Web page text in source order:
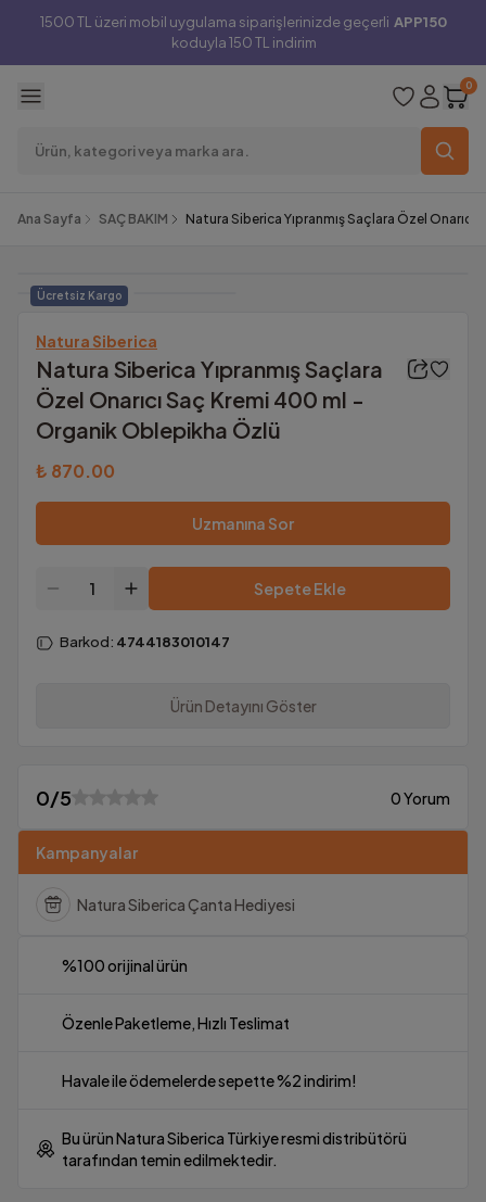
1500 TL üzeri mobil uygulama siparişlerinizde geçerli APP150
koduyla 150 TL indirim
0
Ana Sayfa SAÇ BAKIM Natura Siberica Yıpranmış Saçlara Özel
Ücretsiz Kargo
Natura Siberica
Natura Siberica Yıpranmış Saçlara
Özel Onarıcı Saç Kremi 400 ml -
Organik Oblepikha Özlü
₺ 870.00
Uzmanına Sor
Sepete Ekle
Barkod: 4744183010147
Ürün Detayını Göster
0/5 0 Yorum
Kampanyalar
Natura Siberica Çanta Hediyesi
%100 orijinal ürün
Özenle Paketleme, Hızlı Teslimat
Havale ile ödemelerde sepette %2 indirim!
Bu ürün Natura Siberica Türkiye resmi distribütörü
tarafından temin edilmektedir.